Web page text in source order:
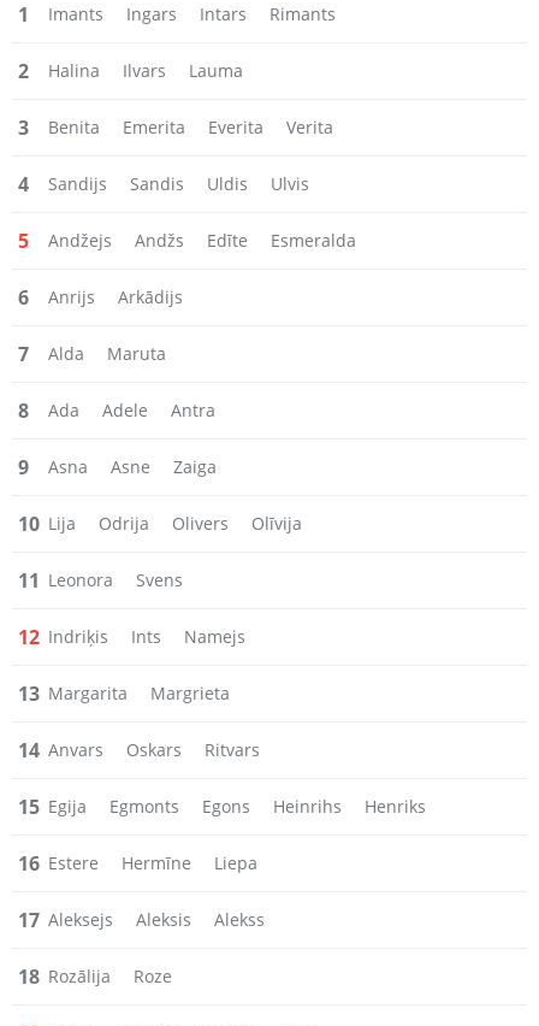
1 Imants Ingars Intars Rimants
2 Halina Ilvars Lauma
3 Benita Emerita Everita Verita
4 Sandijs Sandis Uldis Ulvis
5 Andžejs Andžs Edīte Esmeralda
6 Anrijs Arkādijs
7 Alda Maruta
8 Ada Adele Antra
9 Asna Asne Zaiga
10 Lija Odrija Olivers Olīvija
11 Leonora Svens
12 Indriķis Ints Namejs
13 Margarita Margrieta
14 Anvars Oskars Ritvars
15 Egija Egmonts Egons Heinrihs Henriks
16 Estere Hermīne Liepa
17 Aleksejs Aleksis Alekss
18 Rozālija Roze